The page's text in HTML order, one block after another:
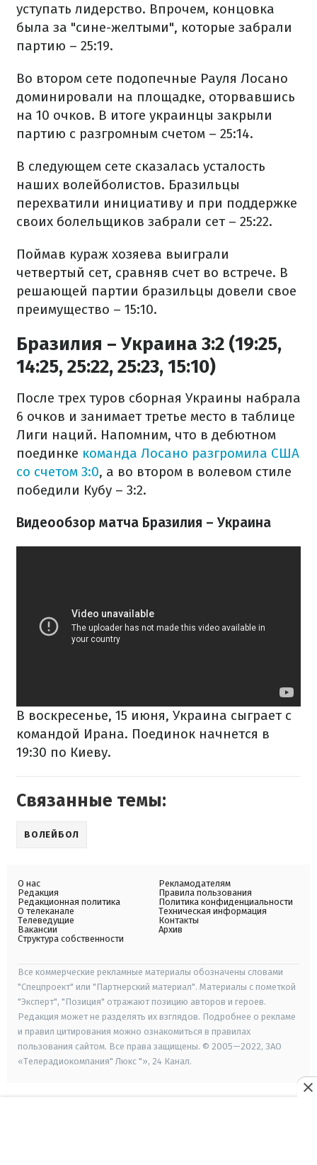
уступать лидерство. Впрочем, концовка
была за "сине-желтыми", которые забрали
партию – 25:19.
Во втором сете подопечные Рауля Лосано
доминировали на площадке, оторвавшись
на 10 очков. В итоге украинцы закрыли
партию с разгромным счетом – 25:14.
В следующем сете сказалась усталость
наших волейболистов. Бразильцы
перехватили инициативу и при поддержке
своих болельщиков забрали сет – 25:22.
Поймав кураж хозяева выиграли
четвертый сет, сравняв счет во встрече. В
решающей партии бразильцы довели свое
преимущество – 15:10.
Бразилия – Украина 3:2 (19:25,
14:25, 25:22, 25:23, 15:10)
После трех туров сборная Украины набрала
6 очков и занимает третье место в таблице
Лиги наций. Напомним, что в дебютном
поединке команда Лосано разгромила США
со счетом 3:0, а во втором в волевом стиле
победили Кубу – 3:2.
Видеообзор матча Бразилия – Украина
В воскресенье, 15 июня, Украина сыграет с
командой Ирана. Поединок начнется в
19:30 по Киеву.
Связанные темы:
ВОЛЕЙБОЛ
О нас
Редакция
Редакционная политика
О телеканале
Телеведущие
Вакансии
Структура собственности
Рекламодателям
Правила пользования
Политика конфиденциальности
Техническая информация
Контакты
Архив
Все коммерческие рекламные материалы обозначены словами
"Спецпроект" или "Партнерский материал". Материалы с пометкой
"Эксперт", "Позиция" отражают позицию авторов и героев.
Редакция может не разделять их взглядов. Подробнее о рекламе
и правил цитирования можно ознакомиться в правилах
пользования сайтом. Все права защищены. © 2005—2022, ЗАО
«Телерадиокомпания" Люкс "», 24 Канал.